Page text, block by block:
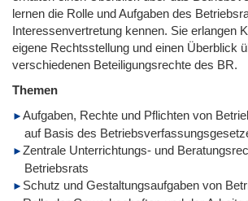
lernen die Rolle und Aufgaben des
Interessenvertretung kennen. Sie erlangen
eigene Rechtsstellung und einen Überblick
verschiedenen Beteiligungsrechte des BR.
Themen
Aufgaben, Rechte und Pflichten von
auf Basis des
Zentrale Unterrichtungs- und
Betriebsrats
Schutz und Gestaltungsaufgaben von